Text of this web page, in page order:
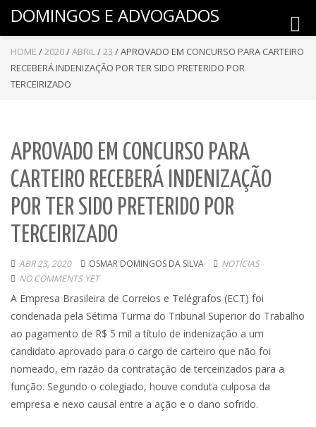
DOMINGOS E ADVOGADOS
HOME /2020/ABRIL/23 /APROVADO EM CONCURSO PARA CARTEIRO
RECEBERÁ INDENIZAÇÃO POR TER SIDO PRETERIDO POR
TERCEIRIZADO
APROVADO EM CONCURSO PARA
CARTEIRO RECEBERÁ INDENIZAÇÃO
POR TER SIDO PRETERIDO POR
TERCEIRIZADO
ABR 23, 2020 OSMAR DOMINGOS DA SILVA
NOTÍCIAS
NO COMMENTS YET
A Empresa Brasileira de Correios e Telégrafos (ECT) foi
condenada pela Sétima Turma do Tribunal Superior do Trabalho
ao pagamento de R$ 5 mil a título de indenização a um
candidato aprovado para o cargo de carteiro que não foi
nomeado, em razão da contratação de terceirizados para a
função. Segundo o colegiado, houve conduta culposa da
empresa e nexo causal entre a ação e o dano sofrido.